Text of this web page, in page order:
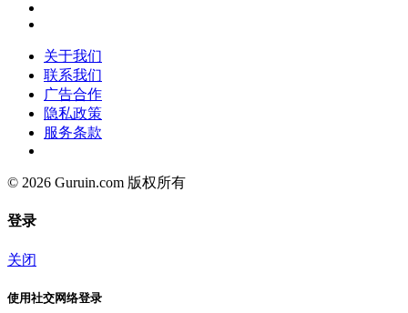
关于我们
联系我们
广告合作
隐私政策
服务条款
© 2026 Guruin.com 版权所有
登录
关闭
使用社交网络登录